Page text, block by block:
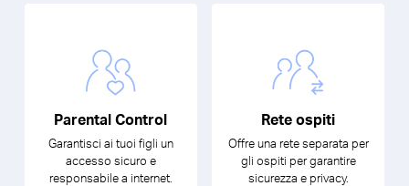
Parental Control
Garantisci ai tuoi figli un
accesso sicuro e
responsabile a internet.
Rete ospiti
Offre una rete separata per
gli ospiti per garantire
sicurezza e privacy.